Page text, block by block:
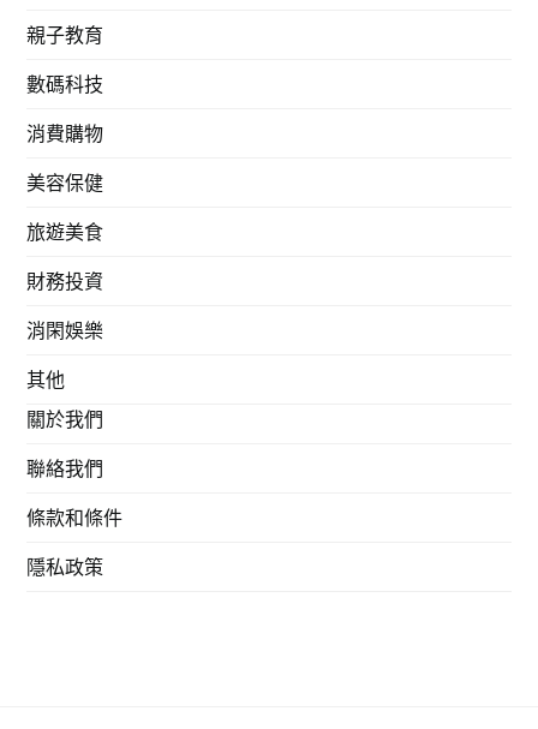
親子教育
數碼科技
消費購物
美容保健
旅遊美食
財務投資
消閑娛樂
其他
關於我們
聯絡我們
條款和條件
隱私政策